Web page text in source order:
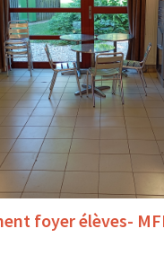
foyer élèves-